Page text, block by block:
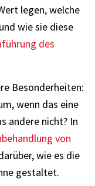
legen, welche
wie sie diese
des
Besonderheiten:
wenn das eine
andere nicht? In
von
wie es die
gestaltet.